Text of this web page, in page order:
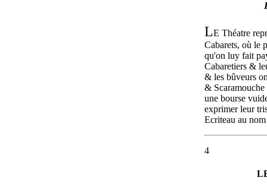
LE Théatre
Cabarets, où le
qu'on luy fait
Cabaretiers &
& les bûveurs
& Scaramouche
une bourse
exprimer leur
Ecriteau au
4